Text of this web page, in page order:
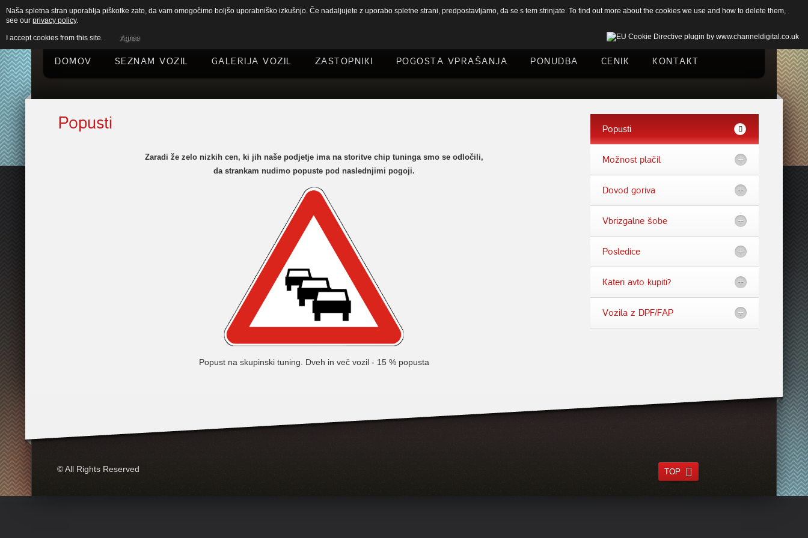
DOMOV SEZNAM VOZIL GALERIJA VOZIL ZASTOPNIKI POGOSTA VPRAŠANJA PONUDBA CENIK KONTAKT
Popusti
Zaradi že zelo nizkih cen, ki jih naše podjetje ima na storitve chip tuninga smo se odločili,
da strankam nudimo popuste pod naslednjimi pogoji.
Popust na skupinski tuning. Dveh in več vozil - 15 % popusta
Popusti
Možnost plačil
Dovod goriva
Vbrizgalne šobe
Posledice
Kateri avto kupiti?
Vozila z DPF/FAP
© All Rights Reserved TOP
Naša spletna stran uporablja piškotke zato, da vam omogočimo boljšo uporabniško izkušnjo. Če nadaljujete z uporabo spletne strani, predpostavljamo, da se s tem strinjate. To find out more about the cookies we use and how to delete them,
see our privacy policy.
I accept cookies from this site. Agree